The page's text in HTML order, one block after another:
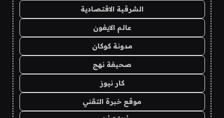
الشرقية الاقتصادية
عالم الايفون
مدونة كوكان
صحيفة نهج
كار نيوز
موقع خبرة التقني